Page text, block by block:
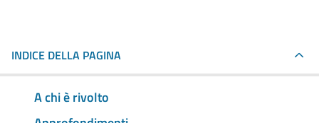
INDICE DELLA PAGINA
A chi è rivolto